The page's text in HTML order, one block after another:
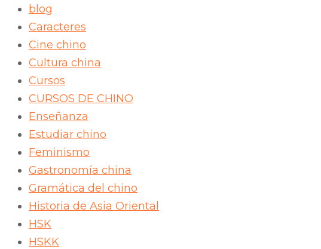
blog
Caracteres
Cine chino
Cultura china
Cursos
CURSOS DE CHINO
Enseñanza
Estudiar chino
Feminismo
Gastronomía china
Gramática del chino
Historia de Asia Oriental
HSK
HSKK